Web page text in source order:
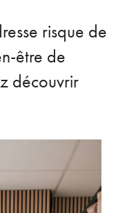
risque de
être de
découvrir